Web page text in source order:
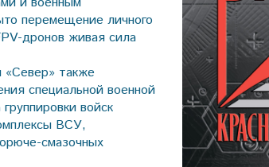
перемещение личного
дронов живая сила
«Север» также
специальной военной
войск
ВСУ,
смазочных